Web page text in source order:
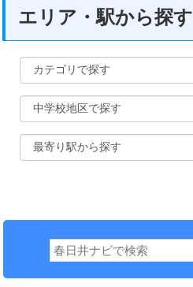
エリア・駅から探す